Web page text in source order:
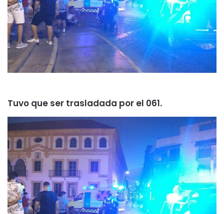
Tuvo que ser trasladada por el 061.